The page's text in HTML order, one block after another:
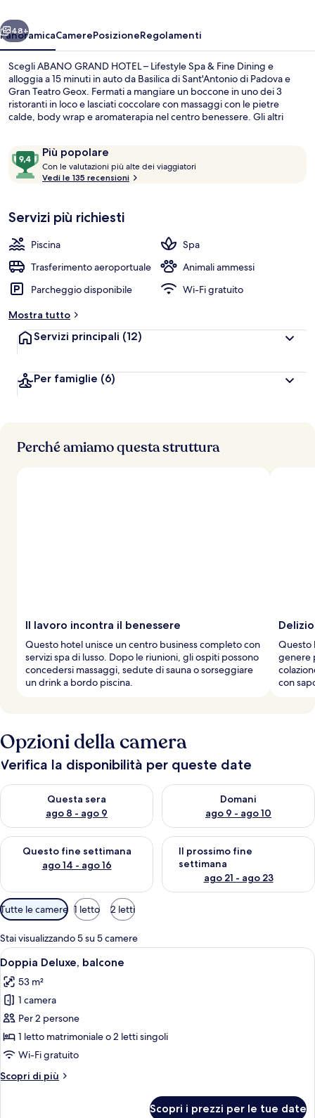
Spa
&
Fine
Dining
Avanti
48+
PanoramicaCamerePosizioneRegolamenti
Scegli ABANO GRAND HOTEL – Lifestyle Spa & Fine Dining e
alloggia a 15 minuti in auto da Basilica di Sant'Antonio di Padova e
Gran Teatro Geox. Fermati a mangiare un boccone in uno dei 3
ristoranti in loco e lasciati coccolare con massaggi con le pietre
calde, body wrap e aromaterapia nel centro benessere. Gli altri
RecensioniPiù popolare
9,4
su
10,
popolare
Con le valutazioni più alte dei viaggiatori
a
u
z
a
a
t
o
Vedi le 135 recensioni
Servizi più richiesti
Piscina
Spa
Trasferimento aeroportuale
Animali ammessi
Parcheggio disponibile
Wi-Fi gratuito
Mostra tutto
Servizi principali (12)
Per famiglie (6)
Perché amiamo questa struttura
Il lavoro incontra il benessere
Questo hotel unisce un centro business completo con
servizi spa di lusso. Dopo le riunioni, gli ospiti possono
concedersi massaggi, sedute di sauna o sorseggiare
un drink a bordo piscina.
Questo
genere
con
Opzioni della camera
Verifica la disponibilità per queste date
Questa sera
ago 8 - ago 9
Verifica la disponibilità per questa sera, ago 8 - ago 9
Domani
ago 9 - ago 10
Verifica la disponibilità per
Questo fine settimana
ago 14 - ago 16
Verifica la disponibilità per questo fine settimana, ago 14 -
Il prossimo fine
settimana
ago 21 - ago 23
Verifica la disponibilità per il
Filtri
disponibili
per
le
camere
Tutte le camere 1 letto 2 letti
Stai visualizzando 5 su 5 camere
Apri
tutte
le
foto
per
Doppia
Deluxe,
Camera d'albergo con un letto
6
Doppia Deluxe, balcone
53 m²
1 camera
Per 2 persone
1 letto matrimoniale o 2 letti singoli
Wi-Fi gratuito
Scopri di più
Altri
Scopri i prezzi per le tue date